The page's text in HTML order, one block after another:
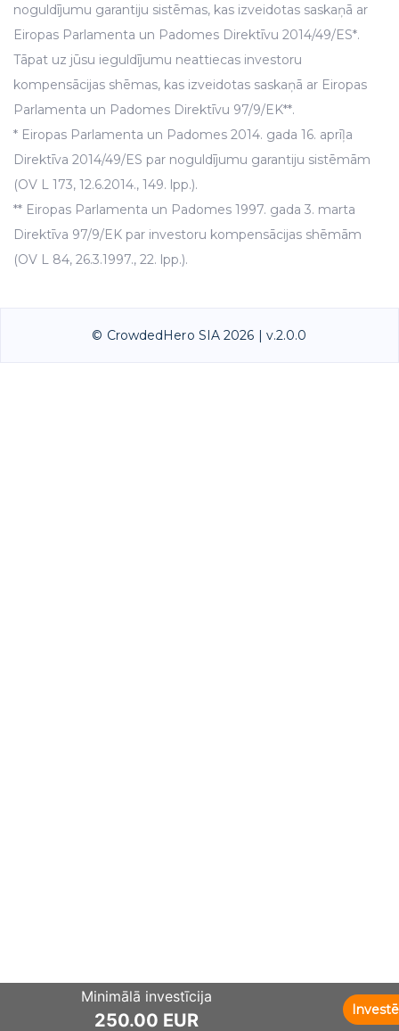
Minimālā investīcija
250.00 EUR
noguldījumu garantiju sistēmas, kas izveidotas saskaņā ar
Eiropas Parlamenta un Padomes Direktīvu 2014/49/ES*.
Tāpat uz jūsu ieguldījumu neattiecas investoru
kompensācijas shēmas, kas izveidotas saskaņā ar Eiropas
Parlamenta un Padomes Direktīvu 97/9/EK**.
* Eiropas Parlamenta un Padomes 2014. gada 16. aprīļa
Direktīva 2014/49/ES par noguldījumu garantiju sistēmām
(OV L 173, 12.6.2014., 149. lpp.).
** Eiropas Parlamenta un Padomes 1997. gada 3. marta
Direktīva 97/9/EK par investoru kompensācijas shēmām
(OV L 84, 26.3.1997., 22. lpp.).
© CrowdedHero SIA 2026 | v.2.0.0